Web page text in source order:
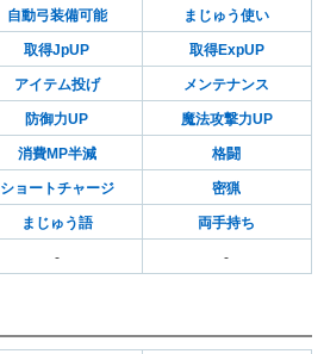
自動弓装備可能 まじゅう使い
取得JpUP 取得ExpUP
アイテム投げ メンテナンス
防御力UP 魔法攻撃力UP
消費MP半減 格闘
ショートチャージ 密猟
まじゅう語 両手持ち
- -